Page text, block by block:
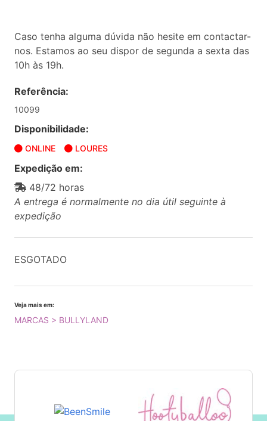
Caso tenha alguma dúvida não hesite em contactar-
nos. Estamos ao seu dispor de segunda a sexta das
10h às 19h.
Referência:
10099
Disponibilidade:
ONLINE LOURES
Expedição em:
48/72 horas
A entrega é normalmente no dia útil seguinte à
expedição
ESGOTADO
Veja mais em:
MARCAS > BULLYLAND